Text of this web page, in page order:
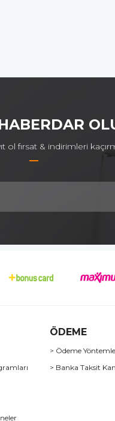
ol fırsat & indirimleri
ÖDEME
> Ödeme
> Banka Taksit